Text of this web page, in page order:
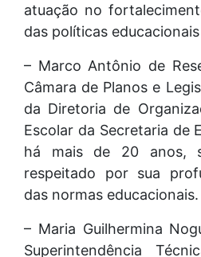
atuação no
das políticas
– Marco Antônio de
Câmara de Planos e
da Diretoria de
Escolar da Secretaria de
há mais de 20 anos,
respeitado por sua
das normas educacionais.
– Maria Guilhermina
Superintendência